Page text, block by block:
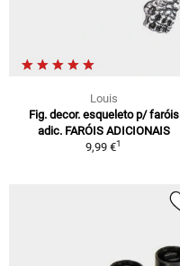
Louis
Fig. decor. esqueleto p/ faróis
adic. FARÓIS ADICIONAIS
9,99 €1